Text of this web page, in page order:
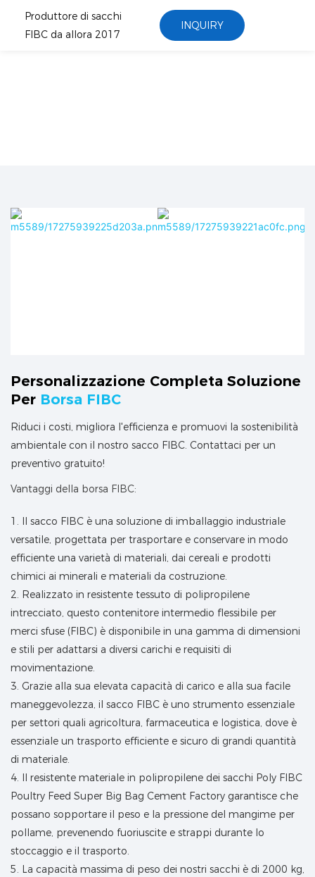
Produttore di sacchi
FIBC da allora 2017
INQUIRY
Personalizzazione Completa Soluzione
Per Borsa FIBC
Riduci i costi, migliora l'efficienza e promuovi la sostenibilità
ambientale con il nostro sacco FIBC. Contattaci per un
preventivo gratuito!
Vantaggi della borsa FIBC:
1. Il sacco FIBC è una soluzione di imballaggio industriale
versatile, progettata per trasportare e conservare in modo
efficiente una varietà di materiali, dai cereali e prodotti
chimici ai minerali e materiali da costruzione.
2. Realizzato in resistente tessuto di polipropilene
intrecciato, questo contenitore intermedio flessibile per
merci sfuse (FIBC) è disponibile in una gamma di dimensioni
e stili per adattarsi a diversi carichi e requisiti di
movimentazione.
3. Grazie alla sua elevata capacità di carico e alla sua facile
maneggevolezza, il sacco FIBC è uno strumento essenziale
per settori quali agricoltura, farmaceutica e logistica, dove è
essenziale un trasporto efficiente e sicuro di grandi quantità
di materiale.
4. Il resistente materiale in polipropilene dei sacchi Poly FIBC
Poultry Feed Super Big Bag Cement Factory garantisce che
possano sopportare il peso e la pressione del mangime per
pollame, prevenendo fuoriuscite e strappi durante lo
stoccaggio e il trasporto.
5. La capacità massima di peso dei nostri sacchi è di 2000 kg,